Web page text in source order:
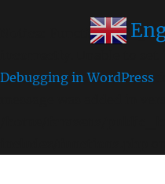
: Function
Debugging in WordPress